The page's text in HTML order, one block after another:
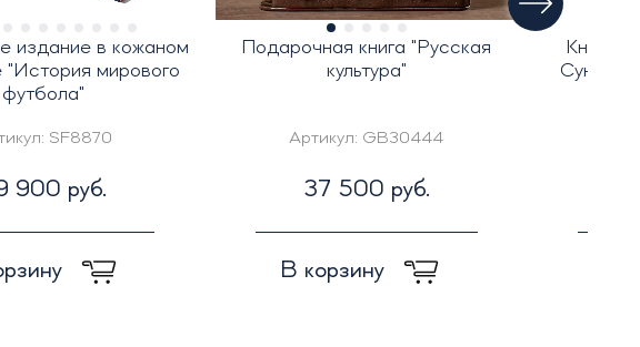
издание в кожаном
"История мирового
футбола"
SF8870
900 руб.
Подарочная книга "Русская
культура"
Артикул: GB30444
37 500 руб.
В корзину
Книга
Сунь-